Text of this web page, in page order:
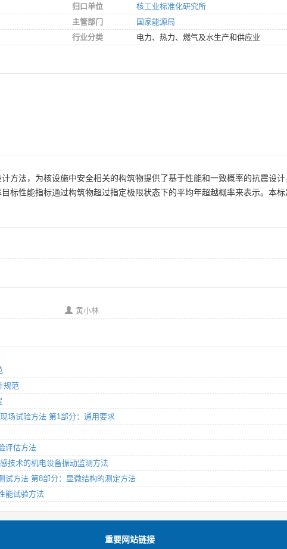
归口单位
核工业标准化研究所
主管部门
国家能源局
行业分类
电力、热力、燃气及水生产和供应业
方法，为核设施中安全相关的构筑物提供了基于性能和一致概率的抗震设
标性能指标通过构筑物超过指定极限状态下的平均年超越概率来表示。本
黄小林
规范
场试验方法 第1部分：通用要求
评估方法
技术的机电设备振动监测方法
试方法 第8部分：显微结构的测定方法
能试验方法
重要网站链接